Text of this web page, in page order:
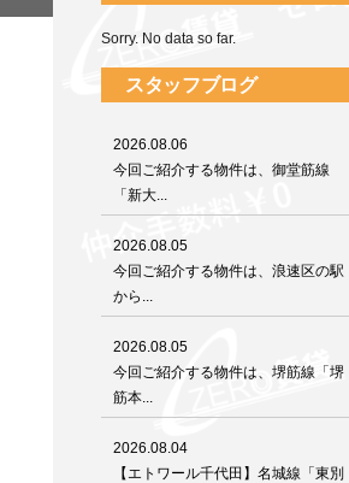
Sorry. No data so far.
スタッフブログ
2026.08.06
今回ご紹介する物件は、御堂筋線
「新大...
2026.08.05
今回ご紹介する物件は、浪速区の駅
から...
2026.08.05
今回ご紹介する物件は、堺筋線「堺
筋本...
2026.08.04
【エトワール千代田】名城線「東別